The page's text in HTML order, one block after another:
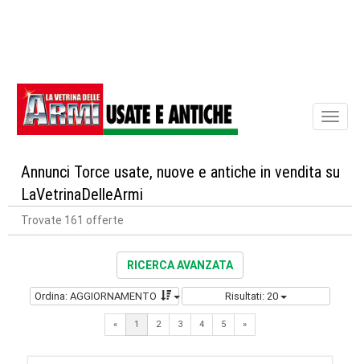
Annunci Torce usate, nuove e antiche in vendita su
LaVetrinaDelleArmi
Trovate 161 offerte
RICERCA AVANZATA
Ordina: AGGIORNAMENTO Risultati: 20
« 1 2 3 4 5 »Next